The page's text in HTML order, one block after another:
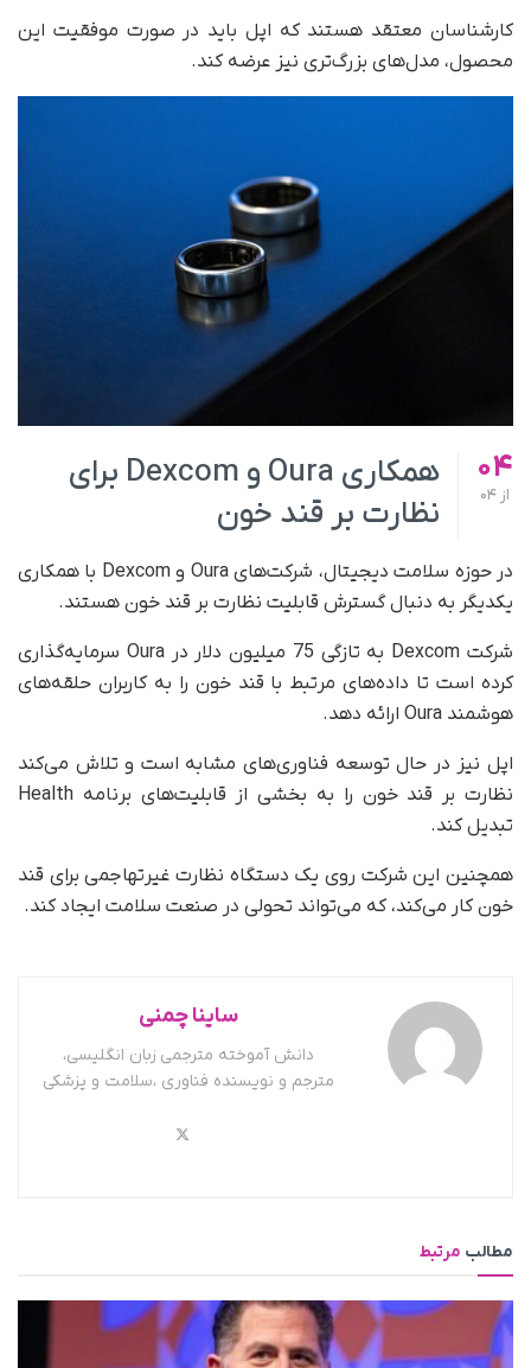
کارشناسان معتقد هستند که اپل باید در صورت موفقیت این
محصول، مدل‌های بزرگ‌تری نیز عرضه کند.
04
از
همکاری Oura و Dexcom برای
نظارت بر قند خون
در حوزه سلامت دیجیتال، شرکت‌های Oura و Dexcom با همکاری
یکدیگر به دنبال گسترش قابلیت نظارت بر قند خون هستند.
شرکت Dexcom به تازگی 75 میلیون دلار در Oura سرمایه‌گذاری
کرده است تا داده‌های مرتبط با قند خون را به کاربران حلقه‌های
هوشمند Oura ارائه دهد.
اپل نیز در حال توسعه فناوری‌های مشابه است و تلاش می‌کند
نظارت بر قند خون را به بخشی از قابلیت‌های برنامه Health
تبدیل کند.
همچنین این شرکت روی یک دستگاه نظارت غیرتهاجمی برای قند
خون کار می‌کند، که می‌تواند تحولی در صنعت سلامت ایجاد کند.
ساینا چمنی
دانش آموخته مترجمی زبان انگلیسی،
مترجم و نویسنده فناوری ،سلامت و پزشکی
مطالب مرتبط